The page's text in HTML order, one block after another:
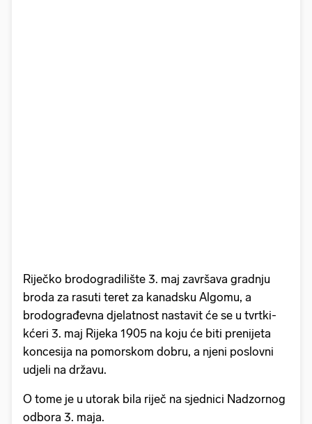
Riječko brodogradilište 3. maj završava gradnju
broda za rasuti teret za kanadsku Algomu, a
brodograđevna djelatnost nastavit će se u tvrtki-
kćeri 3. maj Rijeka 1905 na koju će biti prenijeta
koncesija na pomorskom dobru, a njeni poslovni
udjeli na državu.
O tome je u utorak bila riječ na sjednici Nadzornog
odbora 3. maja.